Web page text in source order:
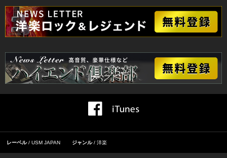
レーベル USM JAPAN ジャンル 洋楽